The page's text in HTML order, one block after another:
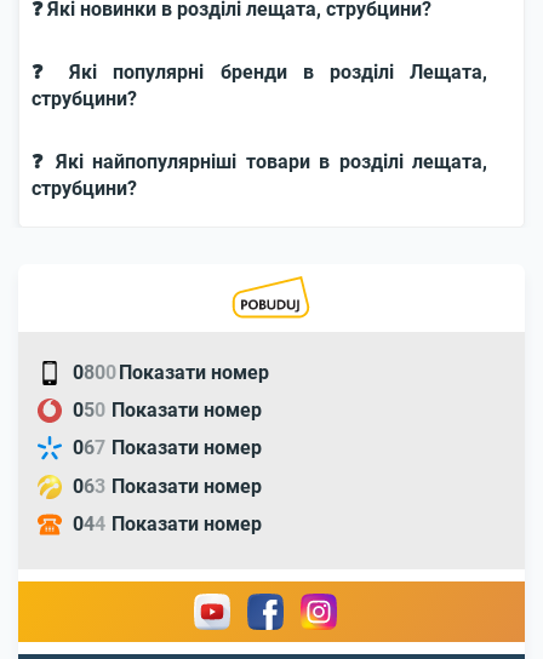
❓ Які новинки в розділі лещата, струбцини?
❓ Які популярні бренди в розділі Лещата,
струбцини?
❓ Які найпопулярніші товари в розділі лещата,
струбцини?
0800Показати номер
050 Показати номер
067 Показати номер
063 Показати номер
044 Показати номер